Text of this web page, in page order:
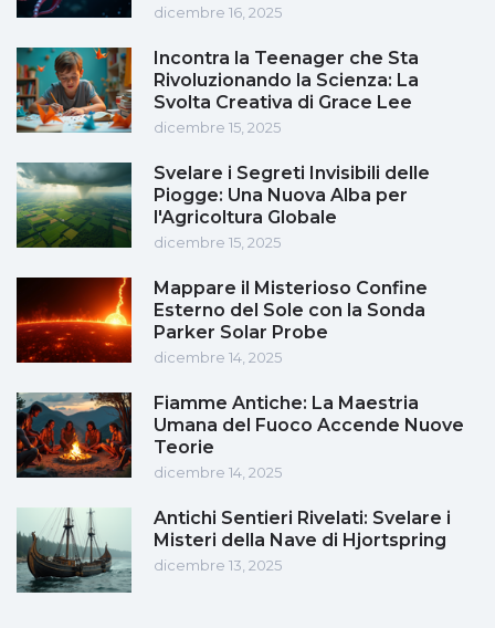
dicembre 16, 2025
Incontra la Teenager che Sta
Rivoluzionando la Scienza: La
Svolta Creativa di Grace Lee
dicembre 15, 2025
Svelare i Segreti Invisibili delle
Piogge: Una Nuova Alba per
l'Agricoltura Globale
dicembre 15, 2025
Mappare il Misterioso Confine
Esterno del Sole con la Sonda
Parker Solar Probe
dicembre 14, 2025
Fiamme Antiche: La Maestria
Umana del Fuoco Accende Nuove
Teorie
dicembre 14, 2025
Antichi Sentieri Rivelati: Svelare i
Misteri della Nave di Hjortspring
dicembre 13, 2025